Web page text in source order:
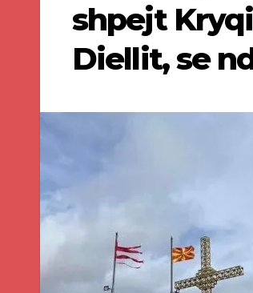
shpejt
Diellit, se